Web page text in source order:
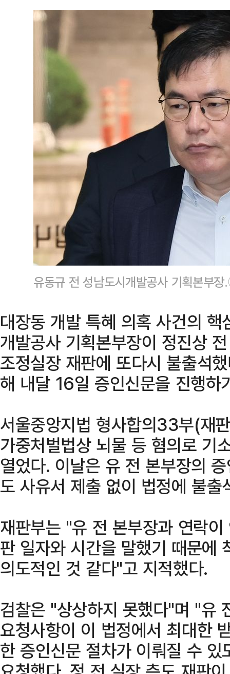
유동규 전 성남도시개발공사 기획본부
대장동 개발 특혜 의혹 사건의
개발공사 기획본부장이 정진상
조정실장 재판에 또다시 불출석
해 내달 16일 증인신문을 진행하
서울중앙지법 형사합의33부(재
가중처벌법상 뇌물 등 혐의로 기
열었다. 이날은 유 전 본부장의
도 사유서 제출 없이 법정에 불출
재판부는 "유 전 본부장과 연락
판 일자와 시간을 말했기 때문에
의도적인 것 같다"고 지적했다.
검찰은 "상상하지 못했다"며 "유
요청사항이 이 법정에서 최대한
한 증인신문 절차가 이뤄질 수